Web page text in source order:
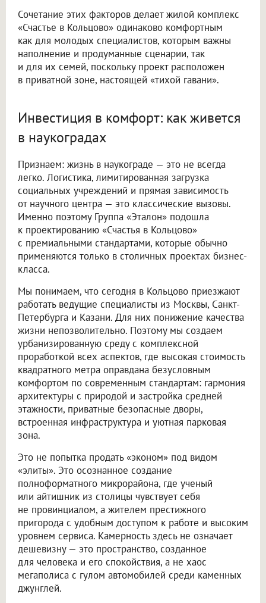
Сочетание этих факторов делает жилой комплекс
«Счастье в Кольцово» одинаково комфортным
как для молодых специалистов, которым важны
наполнение и продуманные сценарии, так
и для их семей, поскольку проект расположен
в приватной зоне, настоящей «тихой гавани».
Инвестиция в комфорт: как живется
в наукоградах
Признаем: жизнь в наукограде — это не всегда
легко. Логистика, лимитированная загрузка
социальных учреждений и прямая зависимость
от научного центра — это классические вызовы.
Именно поэтому Группа «Эталон» подошла
к проектированию «Счастья в Кольцово»
с премиальными стандартами, которые обычно
применяются только в столичных проектах бизнес-
класса.
Мы понимаем, что сегодня в Кольцово приезжают
работать ведущие специалисты из Москвы, Санкт-
Петербурга и Казани. Для них понижение качества
жизни непозволительно. Поэтому мы создаем
урбанизированную среду с комплексной
проработкой всех аспектов, где высокая стоимость
квадратного метра оправдана безусловным
комфортом по современным стандартам: гармония
архитектуры с природой и застройка средней
этажности, приватные безопасные дворы,
встроенная инфраструктура и уютная парковая
зона.
Это не попытка продать «эконом» под видом
«элиты». Это осознанное создание
полноформатного микрорайона, где ученый
или айтишник из столицы чувствует себя
не провинциалом, а жителем престижного
пригорода с удобным доступом к работе и высоким
уровнем сервиса. Камерность здесь не означает
дешевизну — это пространство, созданное
для человека и его спокойствия, а не хаос
мегаполиса с гулом автомобилей среди каменных
джунглей.